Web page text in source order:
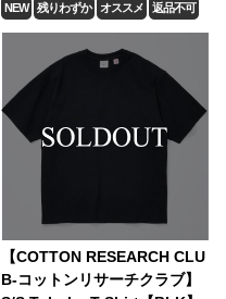
NEW 残りわずか オススメ 返品不可
【COTTON RESEARCH CLU
B-コットンリサーチクラブ】